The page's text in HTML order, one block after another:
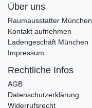
Über uns
Raumausstatter München
Kontakt aufnehmen
Ladengeschäft München
Impressum
Rechtliche Infos
AGB
Datenschutzerklärung
Widerrufsrecht